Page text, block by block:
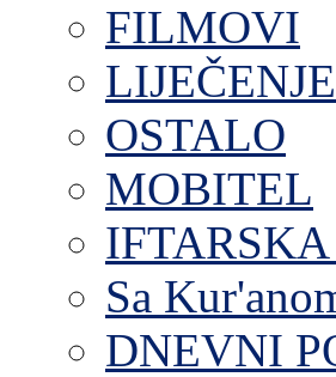
FILMOVI
OSTALO
MOBITEL
Sa
DNEVNI